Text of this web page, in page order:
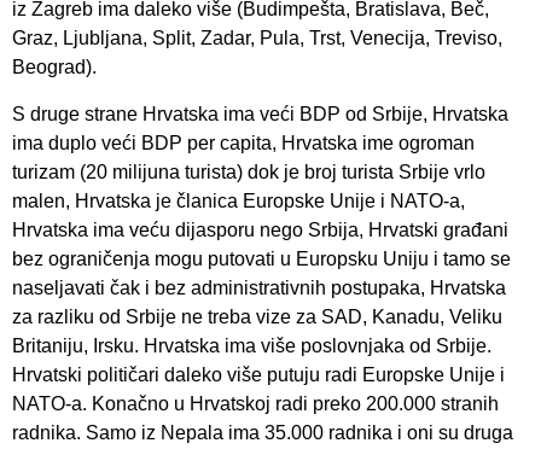
iz Zagreb ima daleko više (Budimpešta, Bratislava, Beč,
Graz, Ljubljana, Split, Zadar, Pula, Trst, Venecija, Treviso,
Beograd).
S druge strane Hrvatska ima veći BDP od Srbije, Hrvatska
ima duplo veći BDP per capita, Hrvatska ime ogroman
turizam (20 milijuna turista) dok je broj turista Srbije vrlo
malen, Hrvatska je članica Europske Unije i NATO-a,
Hrvatska ima veću dijasporu nego Srbija, Hrvatski građani
bez ograničenja mogu putovati u Europsku Uniju i tamo se
naseljavati čak i bez administrativnih postupaka, Hrvatska
za razliku od Srbije ne treba vize za SAD, Kanadu, Veliku
Britaniju, Irsku. Hrvatska ima više poslovnjaka od Srbije.
Hrvatski političari daleko više putuju radi Europske Unije i
NATO-a. Konačno u Hrvatskoj radi preko 200.000 stranih
radnika. Samo iz Nepala ima 35.000 radnika i oni su druga